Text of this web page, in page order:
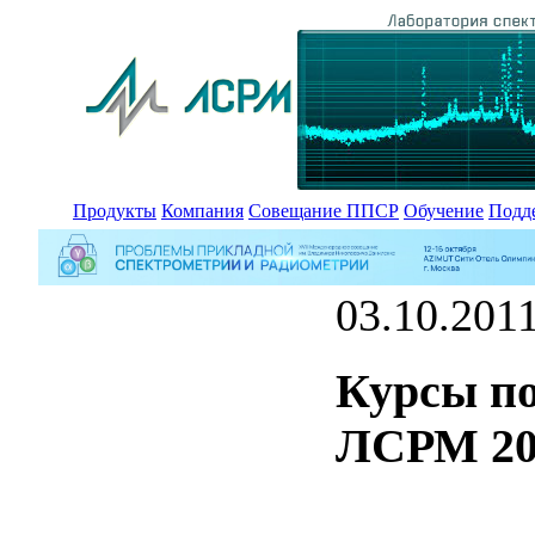
Продукты Компания Совещание ППСР Обучение
Курсы
ЛСРМ